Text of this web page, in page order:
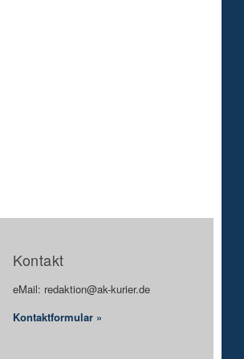
Kontakt
eMail: redaktion@ak-kurier.de
Kontaktformular »